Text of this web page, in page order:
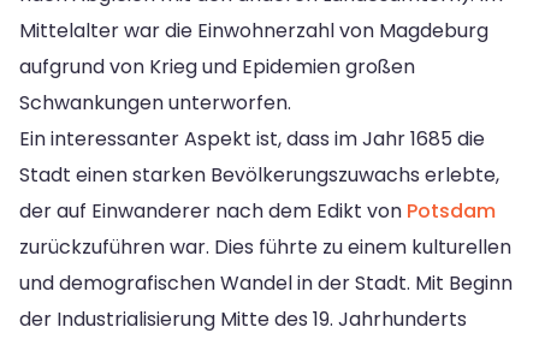
Mittelalter war die Einwohnerzahl von Magdeburg
aufgrund von Krieg und Epidemien großen
Schwankungen unterworfen.
Ein interessanter Aspekt ist, dass im Jahr 1685 die
Stadt einen starken Bevölkerungszuwachs erlebte,
der auf Einwanderer nach dem Edikt von Potsdam
zurückzuführen war. Dies führte zu einem kulturellen
und demografischen Wandel in der Stadt. Mit Beginn
der Industrialisierung Mitte des 19. Jahrhunderts